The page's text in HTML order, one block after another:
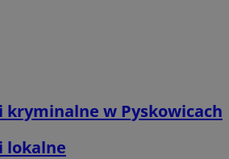
kryminalne w Pyskowicach
lokalne